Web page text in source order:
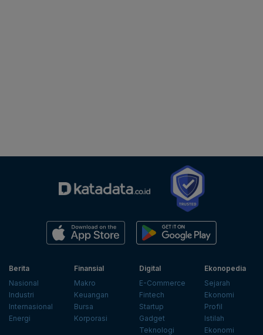
Berita
Nasional
Industri
Internasional
Energi
Finansial
Makro
Keuangan
Bursa
Korporasi
Digital
E-Commerce
Fintech
Startup
Gadget
Teknologi
Ekonopedia
Sejarah
Ekonomi
Profil
Istilah
Ekonomi